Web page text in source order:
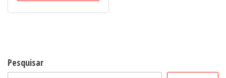
Pesquisar